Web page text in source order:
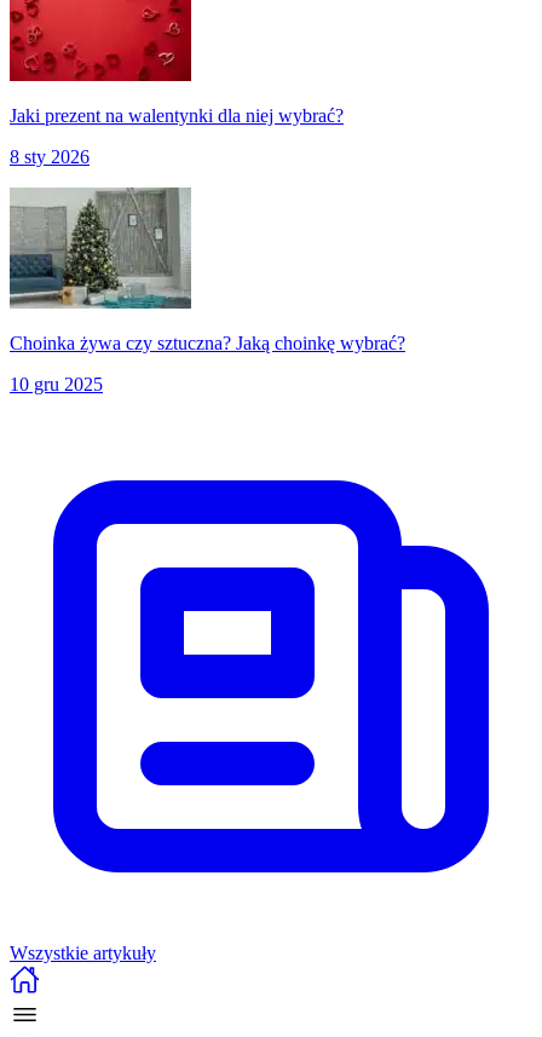
Jaki prezent na walentynki dla niej wybrać?
8 sty 2026
Choinka żywa czy sztuczna? Jaką choinkę wybrać?
10 gru 2025
Wszystkie artykuły